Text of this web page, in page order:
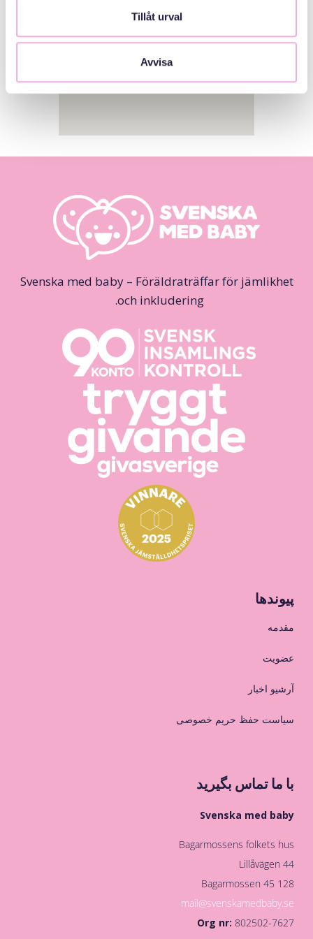
Tillåt urval
Avvisa
Svenska med baby – Föräldraträffar för jämlikhet
och inkludering.
پیوندها
مقدمه
عضویت
آرشیو اخبار
سیاست حفظ حریم خصوصی
با ما تماس بگیرید
Svenska med baby
Bagarmossens folkets hus
Lillåvägen 44
128 45 Bagarmossen
mail@svenskamedbaby.se
Org nr:802502-7627